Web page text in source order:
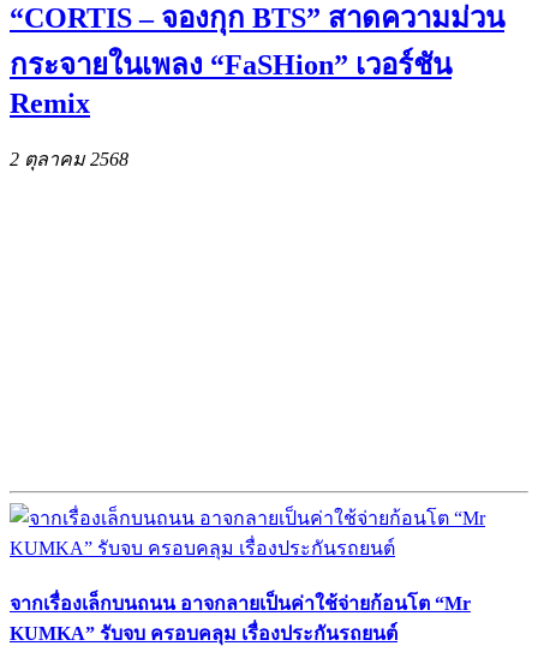
“CORTIS – จองกุก BTS” สาดความม่วน
กระจายในเพลง “FaSHion” เวอร์ชัน
Remix
2 ตุลาคม 2568
จากเรื่องเล็กบนถนน อาจกลายเป็นค่าใช้จ่ายก้อนโต “Mr
KUMKA” รับจบ ครอบคลุม เรื่องประกันรถยนต์